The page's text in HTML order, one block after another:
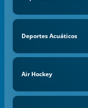
Deportes Acuáticos
Air Hockey